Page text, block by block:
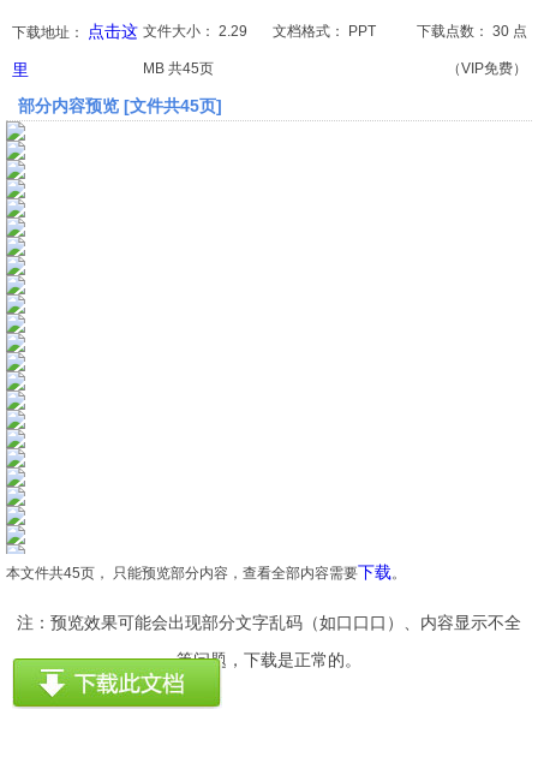
论文
下载地址：
点击这
里
文件大小： 2.29
MB 共45页
文档格式： PPT 下载点数： 30 点
（VIP免费）
部分内容预览 [文件共45页]
本文件共45页， 只能预览部分内容，查看全部内容需要下载。
注：预览效果可能会出现部分文字乱码（如口口口）、内容显示不全
等问题，下载是正常的。